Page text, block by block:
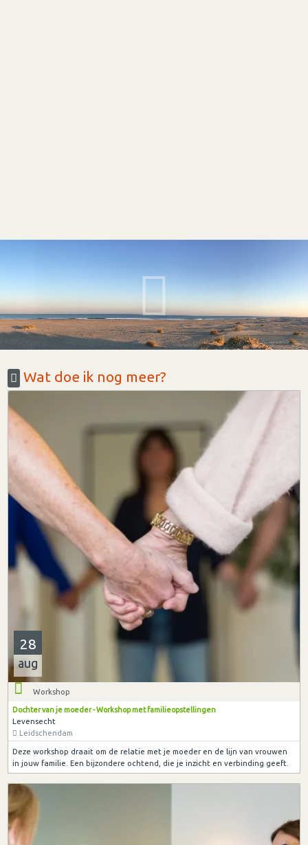
Wat doe ik nog meer?
28
aug
Workshop
Dochter van je moeder - Workshop met familieopstellingen
Levensecht
Leidschendam
Deze workshop draait om de relatie met je moeder en de lijn van vrouwen
in jouw familie. Een bijzondere ochtend, die je inzicht en verbinding geeft.